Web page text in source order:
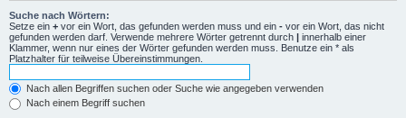
Suche nach Wörtern:
Setze ein + vor ein Wort, das gefunden werden muss und ein - vor ein Wort, das nicht
gefunden werden darf. Verwende mehrere Wörter getrennt durch | innerhalb einer
Klammer, wenn nur eines der Wörter gefunden werden muss. Benutze ein * als
Platzhalter für teilweise Übereinstimmungen.
Nach allen Begriffen suchen oder Suche wie angegeben verwenden
Nach einem Begriff suchen